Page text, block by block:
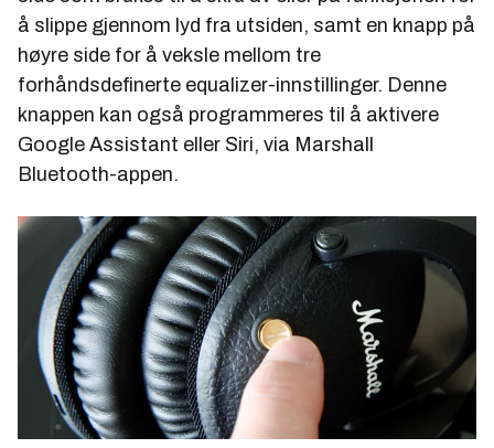
å slippe gjennom lyd fra utsiden, samt en knapp på
høyre side for å veksle mellom tre
forhåndsdefinerte equalizer-innstillinger. Denne
knappen kan også programmeres til å aktivere
Google Assistant eller Siri, via Marshall
Bluetooth-appen.